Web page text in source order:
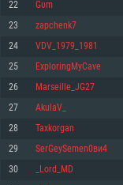
최소사양
운영체제: Windows 10 (64
프로세서: 2.2 GHz 듀얼코
메모리: 4GB
최소사양
운영체제: Mac OS Big Sur
프로세서: 최소 2.2 GHz의
메모리: 6 GB
최소사양
운영체제: 64bit Linux 중 최
프로세서: 2.4 GHz 듀얼코어
메모리: 4 GB
22 Gυm
23 zapchenk7
24 VDV_1979_1981
25 ExploringMyCave
26 Marseille_JG27
27 AkulaV_
28 Taxkorgan
29 SerGeySemen0ви4
30 _Lord_MD